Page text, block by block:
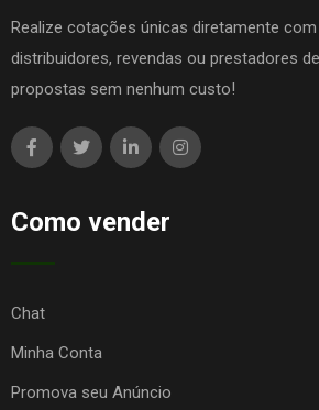
Realize cotações únicas diretamente
distribuidores, revendas ou prestadores
propostas sem nenhum custo!
Como vender
Chat
Minha Conta
Promova seu Anúncio